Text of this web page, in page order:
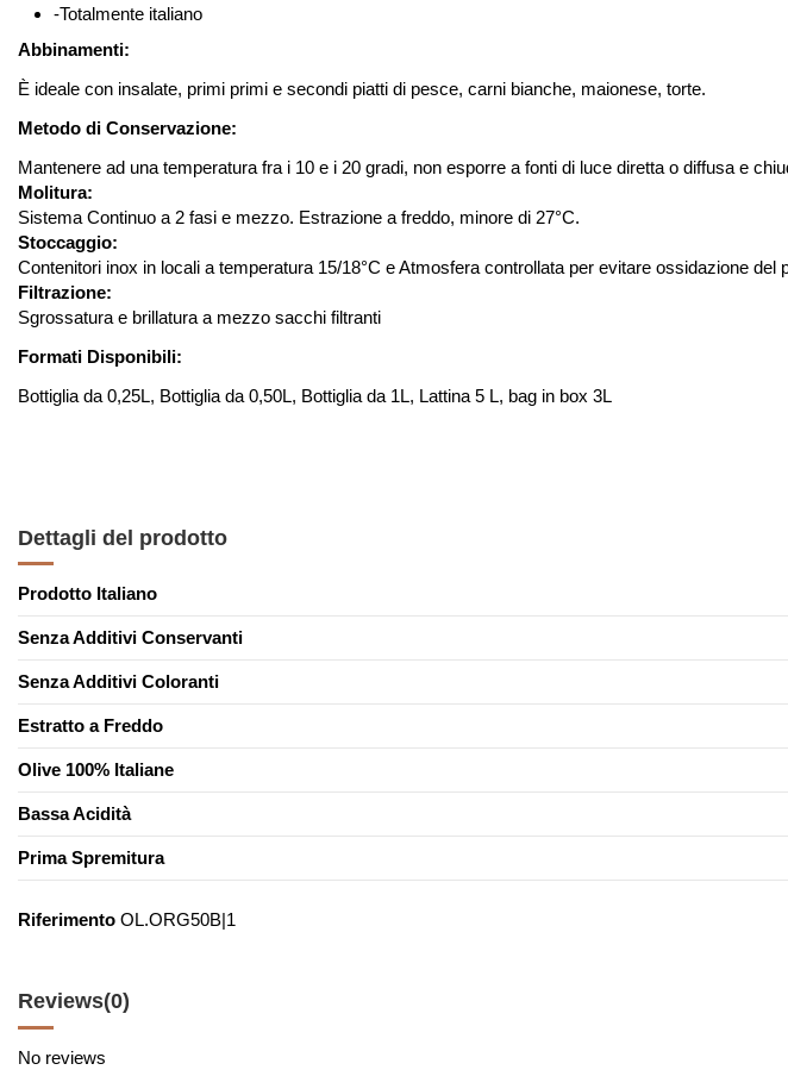
-Totalmente italiano
Abbinamenti:
È ideale con insalate, primi primi e secondi piatti di pesce, carni bianche, maionese, torte.
Metodo di Conservazione:
Mantenere ad una temperatura fra i 10 e i 20 gradi, non esporre a fonti di luce diretta o diffusa e
Molitura:
Sistema Continuo a 2 fasi e mezzo. Estrazione a freddo, minore di 27°C.
Stoccaggio:
Contenitori inox in locali a temperatura 15/18°C e Atmosfera controllata per evitare ossidazione del
Filtrazione:
Sgrossatura e brillatura a mezzo sacchi filtranti
Formati Disponibili:
Bottiglia da 0,25L, Bottiglia da 0,50L, Bottiglia da 1L, Lattina 5 L, bag in box 3L
Dettagli del prodotto
Prodotto Italiano
Senza Additivi Conservanti
Senza Additivi Coloranti
Estratto a Freddo
Olive 100% Italiane
Bassa Acidità
Prima Spremitura
Riferimento OL.ORG50B|1
Reviews(0)
No reviews